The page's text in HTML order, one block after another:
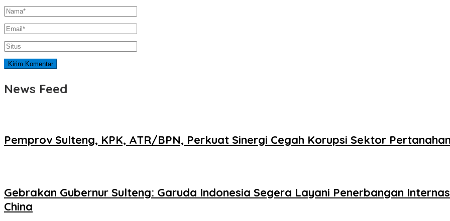
News Feed
Pemprov Sulteng, KPK, ATR/BPN, Perkuat Sinergi Cegah Korupsi Sektor
Gebrakan Gubernur Sulteng: Garuda Indonesia Segera Layani Penerbangan
China